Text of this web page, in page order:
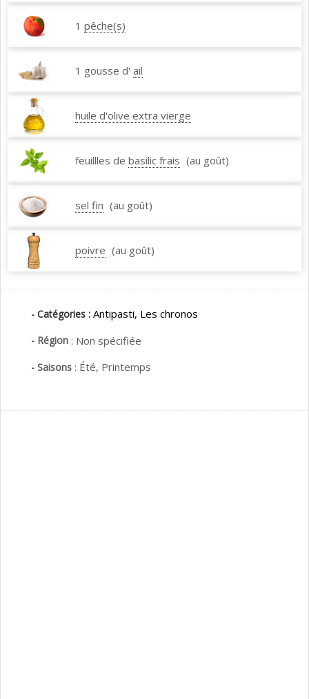
1 pêche(s)
1 gousse d' ail
huile d'olive extra vierge
feuillles de basilic frais (au goût)
sel fin (au goût)
poivre (au goût)
- Catégories : Antipasti, Les chronos
- Région : Non spécifiée
- Saisons : Été, Printemps